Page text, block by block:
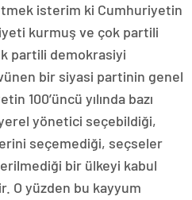
isterim ki Cumhuriyetin
kurmuş ve çok partili
partili demokrasiyi
bir siyasi partinin genel
100’üncü yılında bazı
yönetici seçebildiği,
seçemediği, seçseler
bir ülkeyi kabul
O yüzden bu kayyum